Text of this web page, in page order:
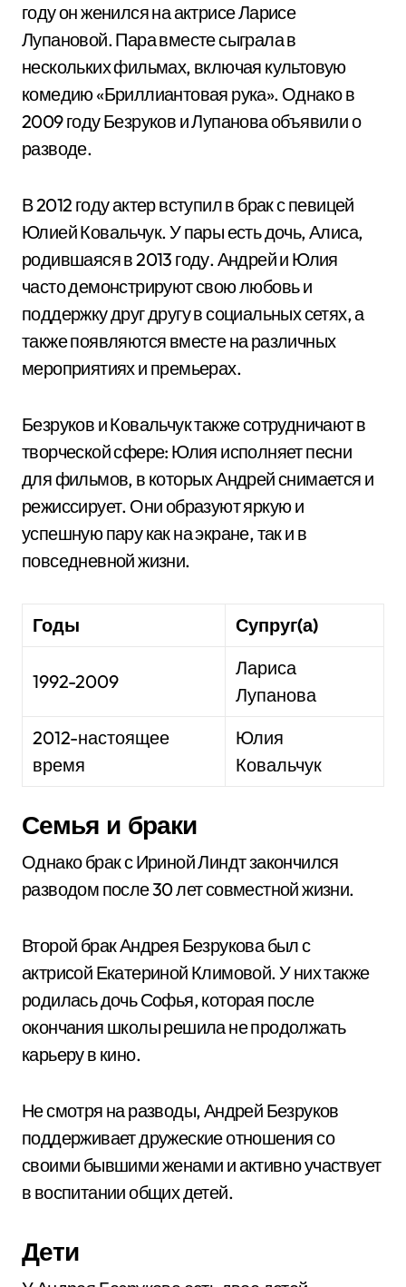
году он женился на актрисе Ларисе
Лупановой. Пара вместе сыграла в
нескольких фильмах, включая культовую
комедию «Бриллиантовая рука». Однако в
2009 году Безруков и Лупанова объявили о
разводе.
В 2012 году актер вступил в брак с певицей
Юлией Ковальчук. У пары есть дочь, Алиса,
родившаяся в 2013 году. Андрей и Юлия
часто демонстрируют свою любовь и
поддержку друг другу в социальных сетях, а
также появляются вместе на различных
мероприятиях и премьерах.
Безруков и Ковальчук также сотрудничают в
творческой сфере: Юлия исполняет песни
для фильмов, в которых Андрей снимается и
режиссирует. Они образуют яркую и
успешную пару как на экране, так и в
повседневной жизни.
Годы Супруг(а)
1992-2009
Лариса
Лупанова
2012-настоящее
время
Юлия
Ковальчук
Семья и браки
Однако брак с Ириной Линдт закончился
разводом после 30 лет совместной жизни.
Второй брак Андрея Безрукова был с
актрисой Екатериной Климовой. У них также
родилась дочь Софья, которая после
окончания школы решила не продолжать
карьеру в кино.
Не смотря на разводы, Андрей Безруков
поддерживает дружеские отношения со
своими бывшими женами и активно участвует
в воспитании общих детей.
Дети